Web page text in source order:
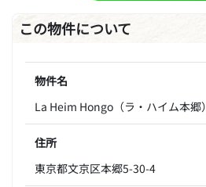
この物件について
物件名
La Heim Hongo（ラ・ハイム本郷）
住所
東京都文京区本郷5-30-4